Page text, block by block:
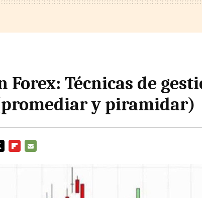
Forex: Técnicas de
y piramidar)